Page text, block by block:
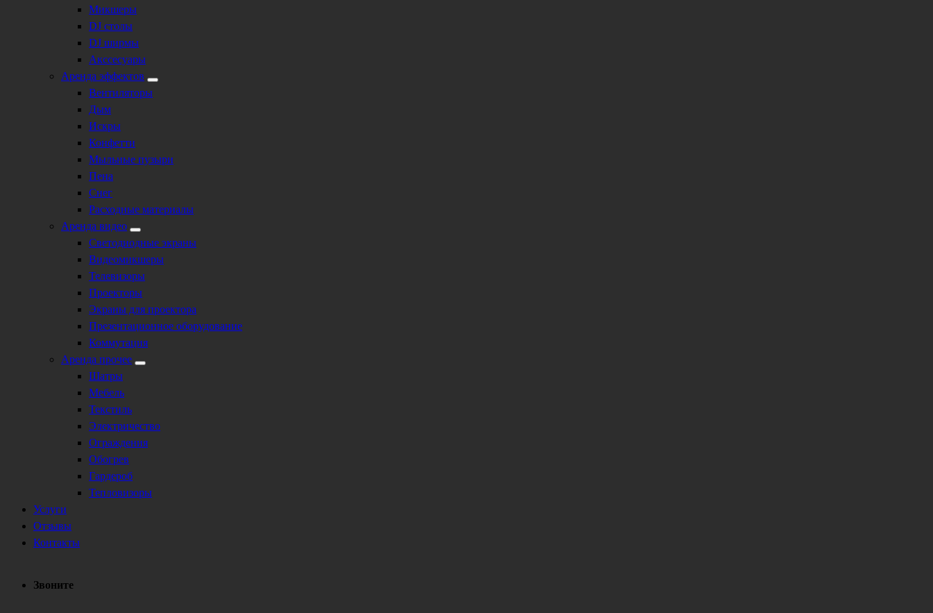
Микшеры
DJ столы
DJ ширмы
Акссесуары
Аренда эффектов
Вентиляторы
Дым
Искры
Конфетти
Мыльные пузыри
Пена
Снег
Расходные материалы
Аренда видео
Светодиодные экраны
Видеомикшеры
Телевизоры
Проекторы
Экраны для проектора
Презентационное оборудование
Коммутация
Аренда прочее
Шатры
Мебель
Текстиль
Электричество
Ограждения
Обогрев
Гардероб
Тепловизоры
Услуги
Отзывы
Контакты
Звоните